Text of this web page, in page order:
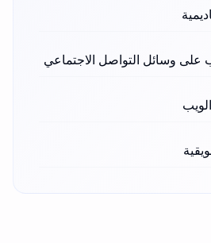
على وسائل التواصل الاجتماعي